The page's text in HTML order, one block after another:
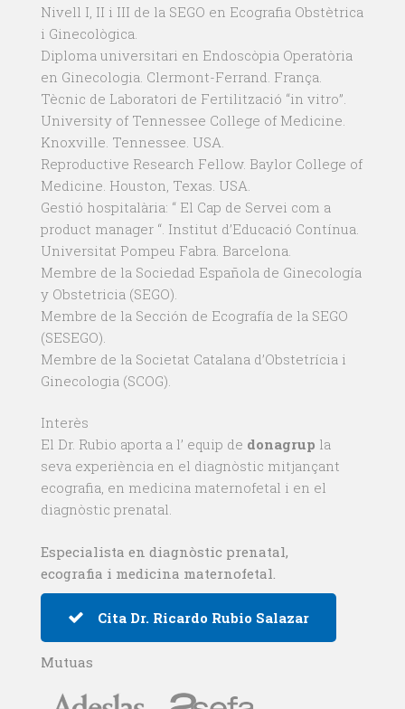
Nivell I, II i III de la SEGO en Ecografia Obstètrica
i Ginecològica.
Diploma universitari en Endoscòpia Operatòria
en Ginecologia. Clermont-Ferrand. França.
Tècnic de Laboratori de Fertilització “in vitro”.
University of Tennessee College of Medicine.
Knoxville. Tennessee. USA.
Reproductive Research Fellow. Baylor College of
Medicine. Houston, Texas. USA.
Gestió hospitalària: “ El Cap de Servei com a
product manager “. Institut d’Educació Contínua.
Universitat Pompeu Fabra. Barcelona.
Membre de la Sociedad Española de Ginecología
y Obstetricia (SEGO).
Membre de la Sección de Ecografía de la SEGO
(SESEGO).
Membre de la Societat Catalana d’Obstetrícia i
Ginecologia (SCOG).
Interès
El Dr. Rubio aporta a l’ equip de donagrup la
seva experiència en el diagnòstic mitjançant
ecografia, en medicina maternofetal i en el
diagnòstic prenatal.
Especialista en diagnòstic prenatal,
ecografia i medicina maternofetal
Cita Dr. Ricardo Rubio Salazar
Mutuas